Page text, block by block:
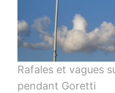
Rafales et vagues
pendant Goretti